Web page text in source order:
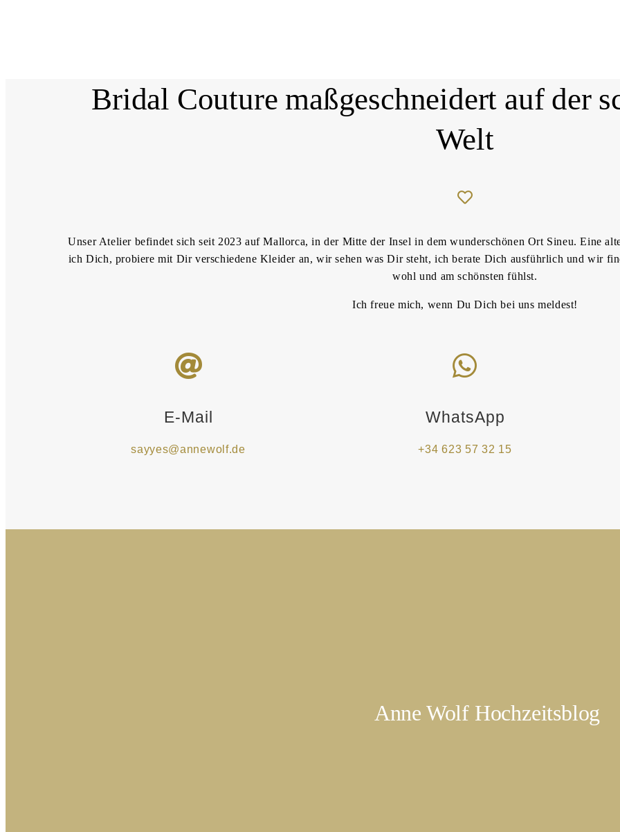
Bridal Couture maßgeschneidert auf der
Welt
Unser Atelier befindet sich seit 2023 auf Mallorca, in der Mitte der Insel in dem wunderschönen Ort Sineu. Eine
ich Dich, probiere mit Dir verschiedene Kleider an, wir sehen was Dir steht, ich berate Dich ausführlich und wir
wohl und am schönsten fühlst.
Ich freue mich, wenn Du Dich bei uns meldest!
E-Mail
sayyes@annewolf.de
WhatsApp
+34 623 57 32 15
Anne Wolf Hochzeitsblog